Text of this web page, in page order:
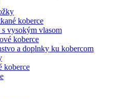
koberce
vysokým vlasom
koberce
a doplnky ku kobercom
koberce